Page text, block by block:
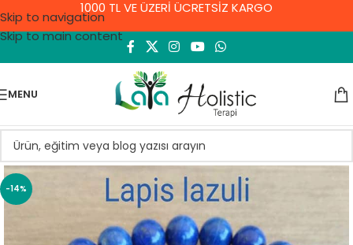
Skip to navigation
Skip to main content
1000 TL VE ÜZERİ ÜCRETSİZ KARGO
MENU
-14%